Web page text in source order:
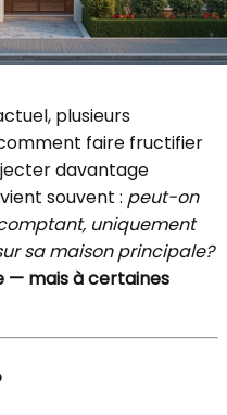
plusieurs
faire fructifier
davantage
souvent : peut-on
uniquement
sa maison principale?
— mais à certaines